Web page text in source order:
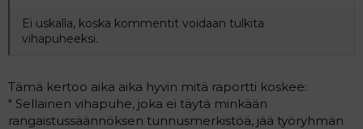
Ei uskalla, koska kommentit voidaan tulkita
vihapuheeksi.
Tämä kertoo aika aika hyvin mitä raportti koskee:
" Sellainen vihapuhe, joka ei täytä minkään
rangaistussäännöksen tunnusmerkistöä, jää työryhmän